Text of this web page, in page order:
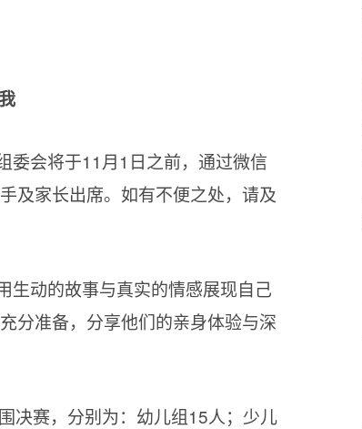
委会将于11月1日之前，通过微信
及家长出席。如有不便之处，请及
生动的故事与真实的情感展现自己
分准备，分享他们的亲身体验与深
决赛，分别为：幼儿组15人；少儿